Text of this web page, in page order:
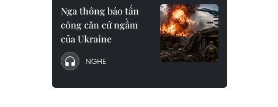
Nga thông báo tấn
công căn cứ ngầm
của Ukraine
NGHE